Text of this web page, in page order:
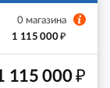
0 магазина
1 115 000₽
115 000₽